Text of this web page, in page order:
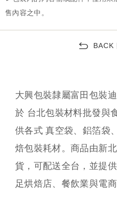
BACK
大興包裝隸屬富田包裝
於 台北包裝材料批發與
供各式 真空袋、鋁箔袋
焙包裝耗材。商品由新
貨，可配送全台，並提
足烘焙店、餐飲業與電